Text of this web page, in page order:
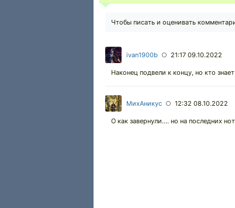
Чтобы писать и оценивать
ivan1900b ○ 21:17 09.10.2022
Наконец подвели к концу, но кто
МихАникус ○ 12:32 08.10.2022
О как завернули.... но на последних